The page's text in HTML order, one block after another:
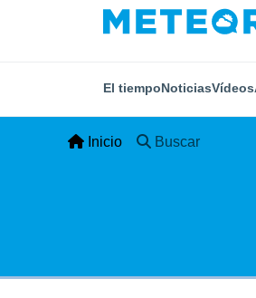
El tiempoNoticiasVídeos
Inicio Buscar